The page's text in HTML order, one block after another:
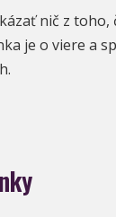
nič z toho,
je o viere a